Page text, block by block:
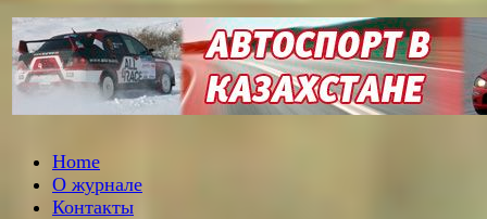
Home
О журнале
Контакты